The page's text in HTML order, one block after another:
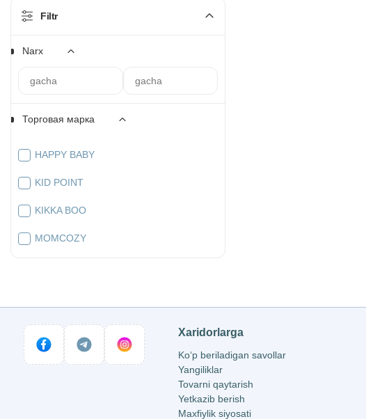
Filtr
Narx
Торговая марка
HAPPY BABY
KID POINT
KIKKA BOO
MOMCOZY
Xaridorlarga
Ko‘p beriladigan savollar
Yangiliklar
Tovarni qaytarish
Yetkazib berish
Maxfiylik siyosati